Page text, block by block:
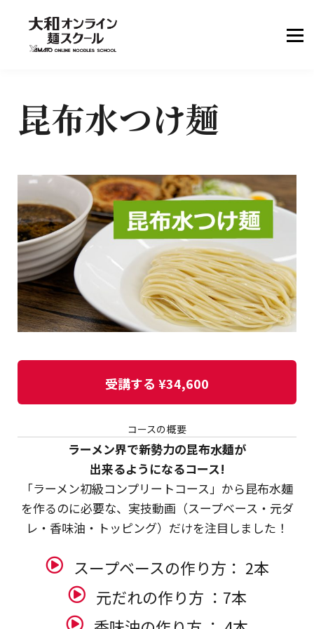
ヘルプ・サポート
別言語サイト
サインイン
昆布水つけ麺
受講する ¥34,600
コースの概要
ラーメン界で新勢力の昆布水麺が
出来るようになるコース!
「ラーメン初級コンプリートコース」から昆布水麺
を作るのに必要な、実技動画 （スープベース・元ダ
レ・香味油・トッピング）だけを注目しました！
スープベースの作り方： 2本
元だれの作り方 ：7本